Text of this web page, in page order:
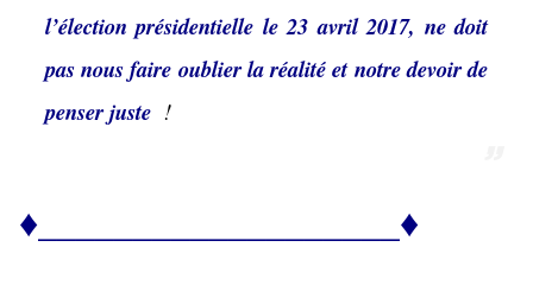
l’élection présidentielle le 23 avril 2017, ne doit
pas nous faire oublier la réalité et notre devoir de
penser juste !
♦___________________♦